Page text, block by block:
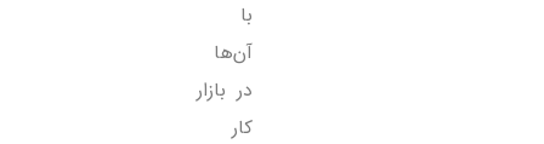
با
آن‌ها
در بازار
کار